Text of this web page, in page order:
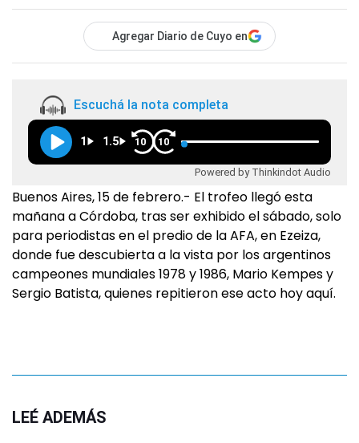
Agregar Diario de Cuyo en
Escuchá la nota completa
1 1.5 10 10
Powered by Thinkindot Audio
Buenos Aires, 15 de febrero.- El trofeo llegó esta
mañana a Córdoba, tras ser exhibido el sábado, solo
para periodistas en el predio de la AFA, en Ezeiza,
donde fue descubierta a la vista por los argentinos
campeones mundiales 1978 y 1986, Mario Kempes y
Sergio Batista, quienes repitieron ese acto hoy aquí.
LEÉ ADEMÁS